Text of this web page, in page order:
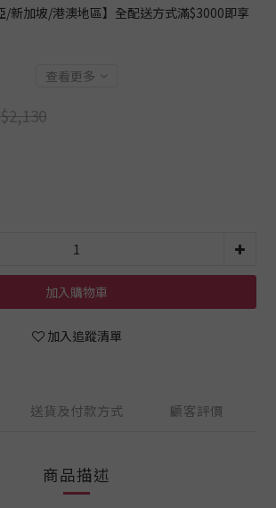
/新加坡/港澳地區】全配送方式滿$3000即享
查看更多
加入購物車
加入追蹤清單
送貨及付款方式 顧客評價
商品描述